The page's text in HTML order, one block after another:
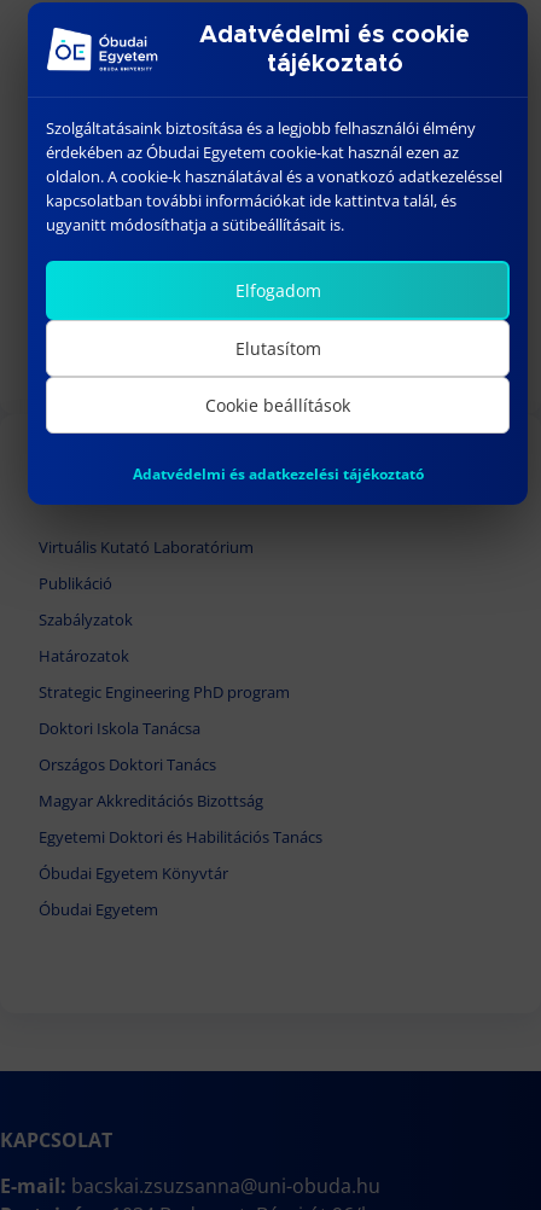
PhD subjects
representations
Modeling engineering structure as
multidisciplinary system
Cyber Physical System (CPS) as it is Realized
in Engineering for Robot Systems
TOVÁBBI LINKEK
Virtuális Kutató Laboratórium
Publikáció
Szabályzatok
Határozatok
Strategic Engineering PhD program
Doktori Iskola Tanácsa
Országos Doktori Tanács
Magyar Akkreditációs Bizottság
Egyetemi Doktori és Habilitációs Tanács
Óbudai Egyetem Könyvtár
Óbudai Egyetem
KAPCSOLAT
E-mail: bacskai.zsuzsanna@uni-obuda.hu
Adatvédelmi és cookie
tájékoztató
Szolgáltatásaink biztosítása és a legjobb felhasználói élmény
érdekében az Óbudai Egyetem cookie-kat használ ezen az
oldalon. A cookie-k használatával és a vonatkozó adatkezeléssel
kapcsolatban további információkat ide kattintva talál, és
ugyanitt módosíthatja a sütibeállításait is.
Elfogadom
Elutasítom
Cookie beállítások
Adatvédelmi és adatkezelési tájékoztató